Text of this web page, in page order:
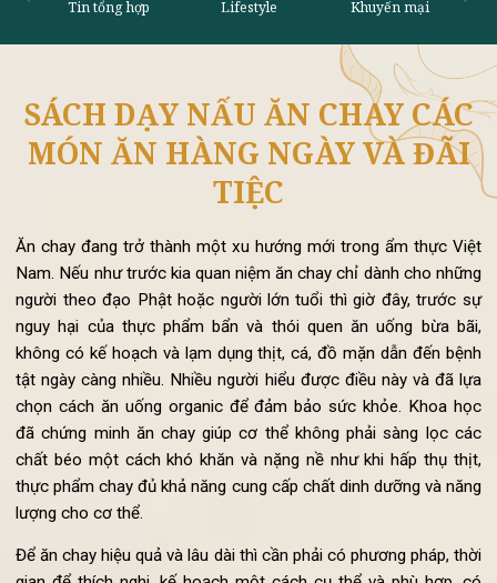
Tin tổng hợp Lifestyle
SÁCH DẠY NẤU ĂN CHAY CÁC
MÓN ĂN HÀNG NGÀY VÀ ĐÃI
TIỆC
Ăn chay đang trở thành một xu hướng mới trong ẩm thực
Nam. Nếu như trước kia quan niệm ăn chay chỉ dành cho
người theo đạo Phật hoặc người lớn tuổi thì giờ đây, trước
nguy hại của thực phẩm bẩn và thói quen ăn uống bừa
không có kế hoạch và lạm dụng thịt, cá, đồ mặn dẫn đến
tật ngày càng nhiều. Nhiều người hiểu được điều này và đã
chọn cách ăn uống organic để đảm bảo sức khỏe. Khoa
đã chứng minh ăn chay giúp cơ thể không phải sàng lọc
chất béo một cách khó khăn và nặng nề như khi hấp thụ
lượng cho cơ thể.